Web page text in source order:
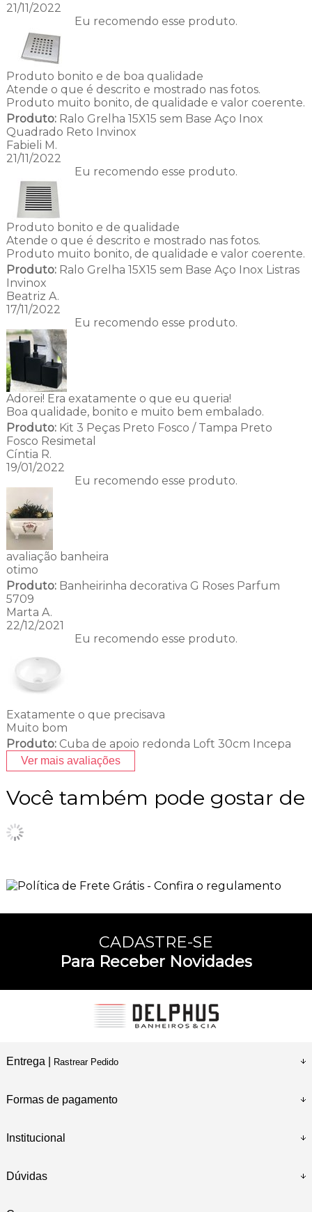
21/11/2022
Eu recomendo esse produto.
Produto bonito e de boa qualidade
Atende o que é descrito e mostrado nas fotos.
Produto muito bonito, de qualidade e valor coerente.
Produto:Ralo Grelha 15X15 sem Base Aço Inox
Quadrado Reto Invinox
Fabieli M.
21/11/2022
Eu recomendo esse produto.
Produto bonito e de qualidade
Atende o que é descrito e mostrado nas fotos.
Produto muito bonito, de qualidade e valor coerente.
Produto:Ralo Grelha 15X15 sem Base Aço Inox Listras
Invinox
Beatriz A.
17/11/2022
Eu recomendo esse produto.
Adorei! Era exatamente o que eu queria!
Boa qualidade, bonito e muito bem embalado.
Produto:Kit 3 Peças Preto Fosco / Tampa Preto
Fosco Resimetal
Cíntia R.
19/01/2022
Eu recomendo esse produto.
avaliação banheira
otimo
Produto:Banheirinha decorativa G Roses Parfum
5709
Marta A.
22/12/2021
Eu recomendo esse produto.
Exatamente o que precisava
Muito bom
Produto:Cuba de apoio redonda Loft 30cm Incepa
Ver mais avaliações
Você também pode gostar de
CADASTRE-SE
Para Receber Novidades
Entrega | Rastrear Pedido
Formas de pagamento
Institucional
Dúvidas